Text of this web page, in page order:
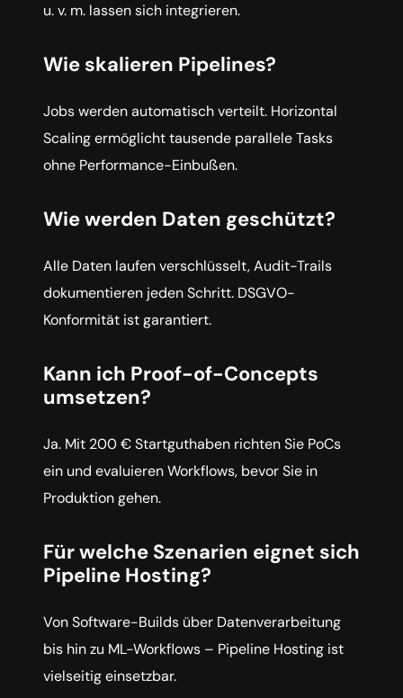
u. v. m. lassen sich integrieren.
Wie skalieren Pipelines?
Jobs werden automatisch verteilt. Horizontal
Scaling ermöglicht tausende parallele Tasks
ohne Performance-Einbußen.
Wie werden Daten geschützt?
Alle Daten laufen verschlüsselt, Audit-Trails
dokumentieren jeden Schritt. DSGVO-
Konformität ist garantiert.
Kann ich Proof-of-Concepts
umsetzen?
Ja. Mit 200 € Startguthaben richten Sie PoCs
ein und evaluieren Workflows, bevor Sie in
Produktion gehen.
Für welche Szenarien eignet sich
Pipeline Hosting?
Von Software-Builds über Datenverarbeitung
bis hin zu ML-Workflows – Pipeline Hosting ist
vielseitig einsetzbar.